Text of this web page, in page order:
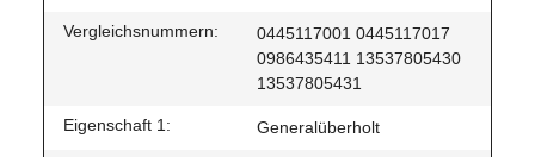
Vergleichsnummern:
0445117001 0445117017
0986435411 13537805430
13537805431
Eigenschaft 1: Generalüberholt